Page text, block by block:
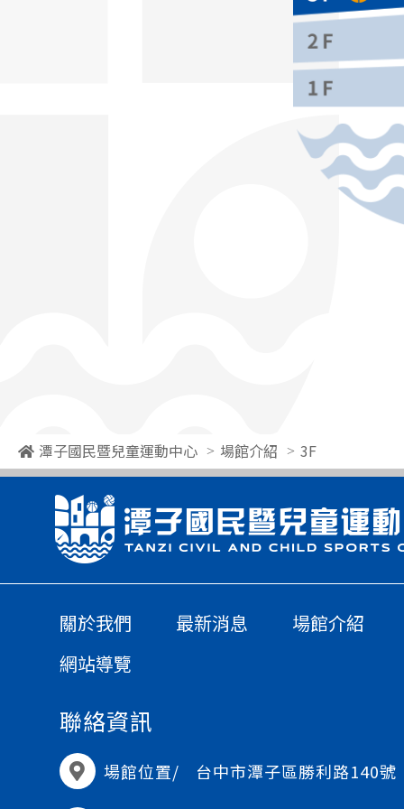
潭子國民暨兒童運動中心 場館介紹 3F
關於我們 最新消息
場館介紹
網站導覽
聯絡資訊
場館位置/ 台中市潭子區勝利路140號